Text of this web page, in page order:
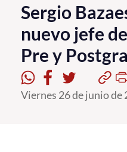
La Universidad
Investigación, Creación
PUCV Internacional
Vinculación con el Medio
Sergio
nuevo jefe
Pre y
Viernes 26 de junio de